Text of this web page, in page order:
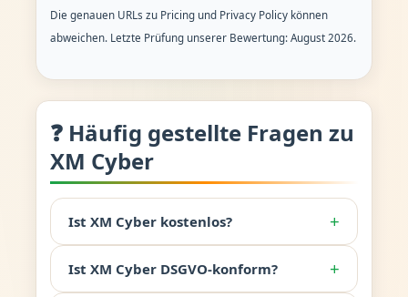
Die genauen URLs zu Pricing und Privacy Policy können
abweichen. Letzte Prüfung unserer Bewertung: August 2026.
❓ Häufig gestellte Fragen zu
XM Cyber
Ist XM Cyber kostenlos? +
Ist XM Cyber DSGVO-konform? +